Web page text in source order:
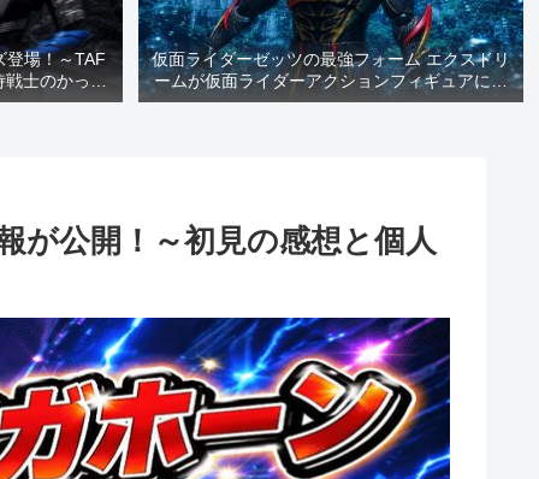
登場！～TAF
士のかっこ
！～
仮面ライダーゼッツの最強フォーム エクスドリ
ームが仮面ライダーアクションフィギュアに登
場！～放送前にすぐに遊べる嬉しさ満点です
が公開！～初見の感想と個人